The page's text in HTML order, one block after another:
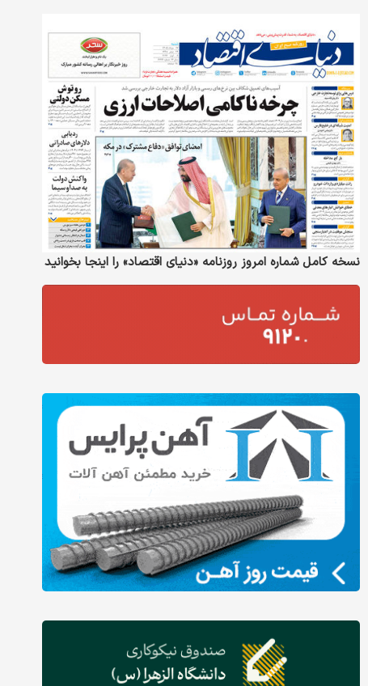
نسخه کامل شماره امروز روزنامه «دنیای‌ اقتصاد» را اینجا بخوانید